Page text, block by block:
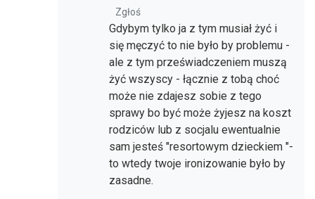
Zgłoś
Gdybym tylko ja z tym musiał żyć i
się męczyć to nie było by problemu -
ale z tym przeświadczeniem muszą
żyć wszyscy - łącznie z tobą choć
może nie zdajesz sobie z tego
sprawy bo być może żyjesz na koszt
rodziców lub z socjalu ewentualnie
sam jesteś "resortowym dzieckiem "-
to wtedy twoje ironizowanie było by
zasadne.